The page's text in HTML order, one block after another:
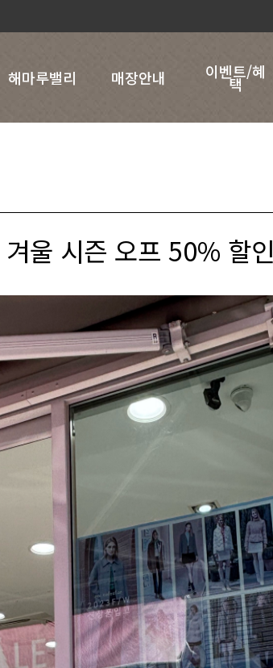
해마루밸리 매장안내 이벤트/혜
택
울 시즌 오프 50% 할인